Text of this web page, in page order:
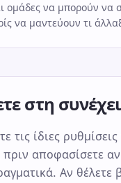
ομάδες να μπορούν να
να μαντεύουν τι
στη
τις ίδιες ρυθμίσεις
πριν αποφασίσετε
Αν θέλετε